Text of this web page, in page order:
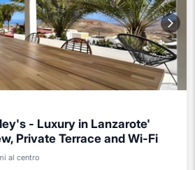
- Luxury in Lanzarote'
Private Terrace and Wi-Fi
al centro
Balcón/Terraza
Internet